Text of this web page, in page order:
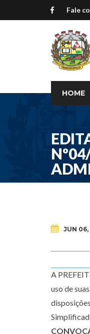
Fale
HOME
JUN
A
uso de